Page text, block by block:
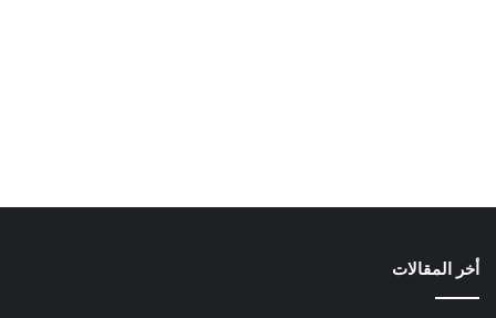
أخر المقالات